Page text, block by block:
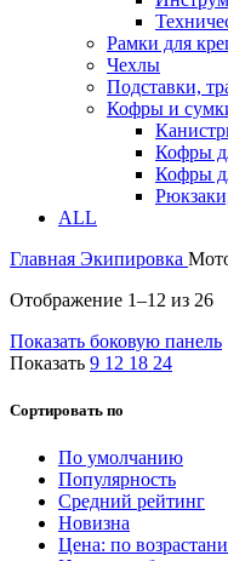
Рамки для
Чехлы
Подставки,
Кофры и
Кофры
Кофры
ALL
Главная Экипировка
Отображение 1–12 из 26
Показать боковую панель
Показать 9 12 18 24
Сортировать по
По умолчанию
Популярность
Средний рейтинг
Новизна
Цена: по